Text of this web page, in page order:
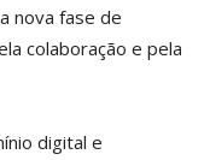
nova fase de
colaboração e pela
digital e